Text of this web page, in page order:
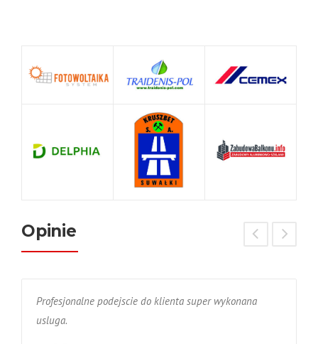
Opinie
Profesjonalne podejscie do klienta super wykonana
usluga.